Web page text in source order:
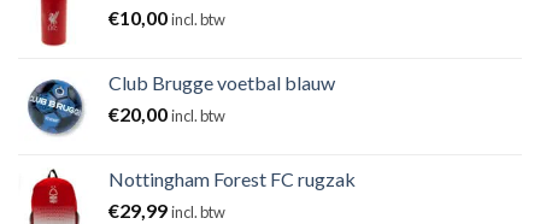
€10,00incl. btw
Club Brugge voetbal blauw
€20,00incl. btw
Nottingham Forest FC rugzak
€29,99incl. btw